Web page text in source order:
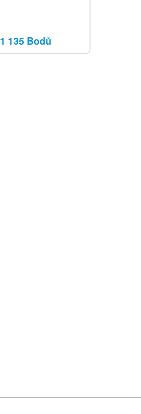
1 135 Bodů